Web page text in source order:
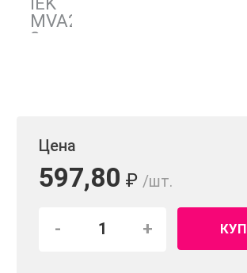
Цена
597,80 ₽ /шт.
- +